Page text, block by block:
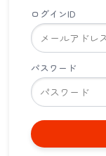
ログインID
パスワード